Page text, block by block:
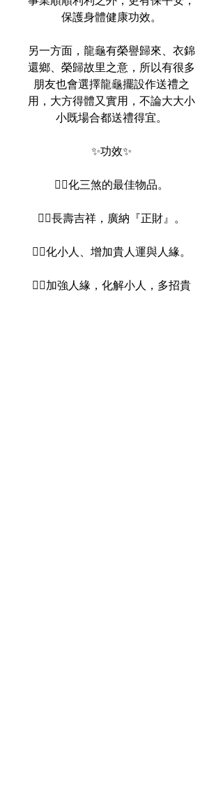
保護身體健康功效。
另一方面，龍龜有榮譽歸來、衣錦
還鄉、榮歸故里之意，所以有很多
朋友也會選擇龍龜擺設作送禮之
用，大方得體又實用，不論大大小
小既場合都送禮得宜。
✨功效✨
👉🏻化三煞的最佳物品。
👉🏻長壽吉祥，廣納『正財』。
👉🏻化小人、增加貴人運與人緣。
👉🏻加強人緣，化解小人，多招貴